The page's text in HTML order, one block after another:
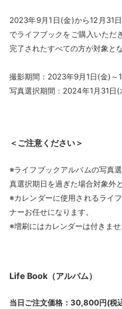
2023年9月1日(金)から12月31
でライフブックをご購入いただ
完了されたすべての方が対象と
撮影期間：2023年9月1日(金)～
写真選択期間：2024年1月31日(
＜ご注意ください＞
※ライフブックアルバムの写真
真選択期日を過ぎた場合対象外
※カレンダーに使用されるライ
ナーお任せになります。
※増刷にはカレンダーは付きませ
Life Book（アルバム）
当日ご注文価格：30,800円(税